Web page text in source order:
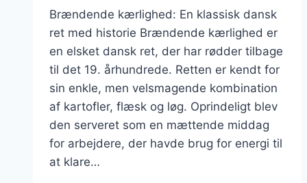
Brændende kærlighed: En klassisk dansk
ret med historie Brændende kærlighed er
en elsket dansk ret, der har rødder tilbage
til det 19. århundrede. Retten er kendt for
sin enkle, men velsmagende kombination
af kartofler, flæsk og løg. Oprindeligt blev
den serveret som en mættende middag
for arbejdere, der havde brug for energi til
at klare…